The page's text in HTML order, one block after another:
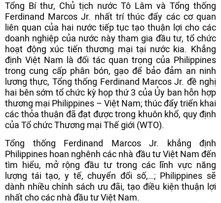
Tổng Bí thư, Chủ tịch nước Tô Lâm và Tổng thống
Ferdinand Marcos Jr. nhất trí thúc đẩy các cơ quan
liên quan của hai nước tiếp tục tạo thuận lợi cho các
doanh nghiệp của nước này tham gia đầu tư, tổ chức
hoạt động xúc tiến thương mại tại nước kia. Khẳng
định Việt Nam là đối tác quan trọng của Philippines
trong cung cấp phân bón, gạo để bảo đảm an ninh
lương thực, Tổng thống Ferdinand Marcos Jr. đề nghị
hai bên sớm tổ chức kỳ họp thứ 3 của Ủy ban hỗn hợp
thương mại Philippines – Việt Nam; thúc đẩy triển khai
các thỏa thuận đã đạt được trong khuôn khổ, quy định
của Tổ chức Thương mại Thế giới (WTO).
Tổng thống Ferdinand Marcos Jr. khẳng định
Philippines hoan nghênh các nhà đầu tư Việt Nam đến
tìm hiểu, mở rộng đầu tư trong các lĩnh vực năng
lượng tái tạo, y tế, chuyển đổi số,…; Philippines sẽ
dành nhiều chính sách ưu đãi, tạo điều kiện thuận lợi
nhất cho các nhà đầu tư Việt Nam.